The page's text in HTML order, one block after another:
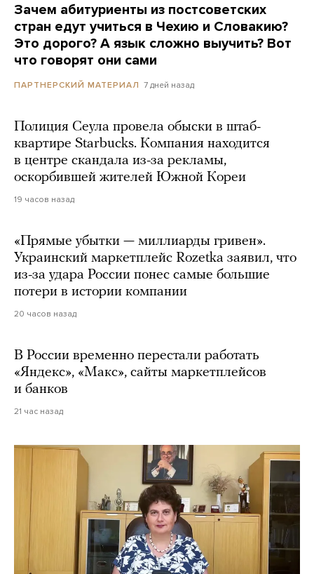
Зачем абитуриенты из постсоветских
стран едут учиться в Чехию и Словакию?
Это дорого? А язык сложно выучить? Вот
что говорят они сами
ПАРТНЕРСКИЙ МАТЕРИАЛ 7 дней назад
Полиция Сеула провела обыски в штаб-
квартире Starbucks. Компания находится
в центре скандала из-за рекламы,
оскорбившей жителей Южной Кореи
19 часов назад
«Прямые убытки — миллиарды гривен».
Украинский маркетплейс Rozetka заявил, что
из-за удара России понес самые большие
потери в истории компании
20 часов назад
В России временно перестали работать
«Яндекс», «Макс», сайты маркетплейсов
и банков
21 час назад